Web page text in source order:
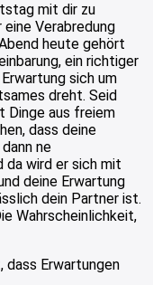
mit dir zu
eine Verabredung
heute gehört
ein richtiger
sich um
dreht. Seid
Dinge aus freiem
dass deine
ne
da wird er sich mit
deine Erwartung
dein Partner ist.
Wahrscheinlichkeit,
Erwartungen